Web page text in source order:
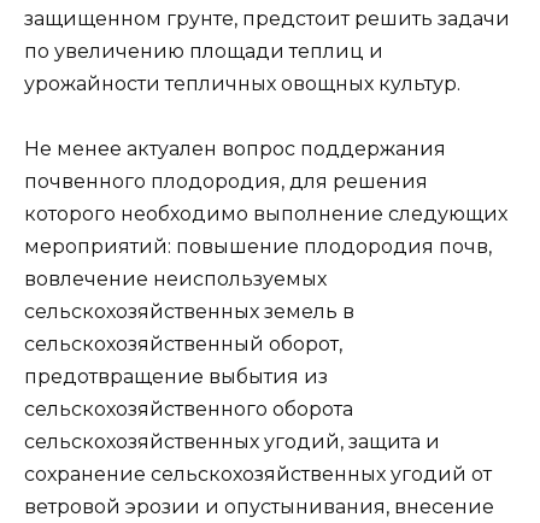
защищенном грунте, предстоит решить задачи
по увеличению площади теплиц и
урожайности тепличных овощных культур.
Не менее актуален вопрос поддержания
почвенного плодородия, для решения
которого необходимо выполнение следующих
мероприятий: повышение плодородия почв,
вовлечение неиспользуемых
сельскохозяйственных земель в
сельскохозяйственный оборот,
предотвращение выбытия из
сельскохозяйственного оборота
сельскохозяйственных угодий, защита и
сохранение сельскохозяйственных угодий от
ветровой эрозии и опустынивания, внесение